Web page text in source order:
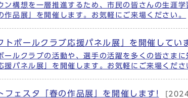
ン構想を一層推進するため、市民の皆さんの生涯
作品展」を開催します。お気軽にご来場ください。
トボールクラブ応援パネル展」を開催してい
ールクラブの活動や、選手の活躍を多くの皆さま
援パネル展」を開催します。お気軽にご来場くださ
フェスタ「春の作品展」を開催します!